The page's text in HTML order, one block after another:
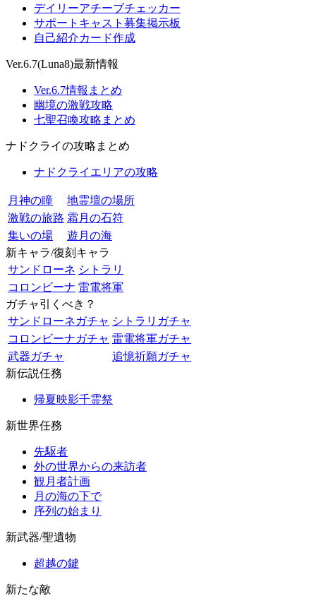
デイリーアチーブチェッカー
サポートキャスト募集掲示板
自己紹介カード作成
Ver.6.7(Luna8)最新情報
Ver.6.7情報まとめ
幽境の激戦攻略
七聖召喚攻略まとめ
ナドクライの攻略まとめ
ナドクライエリアの攻略
月神の瞳
地霊壇の場所
激戦の旅路 霜月の石符
集いの場
遊月の海
新キャラ/復刻キャラ
サンドローネ シトラリ
コロンビーナ 雷電将軍
ガチャ引くべき？
サンドローネガチャ シトラリガチャ
コロンビーナガチャ 雷電将軍ガチャ
武器ガチャ
追憶祈願ガチャ
新伝説任務
帰夏映影千霊祭
新世界任務
先駆者
外の世界からの来訪者
観月者計画
月の海の下で
序列の始まり
新武器/聖遺物
超越の鍵
新たな敵